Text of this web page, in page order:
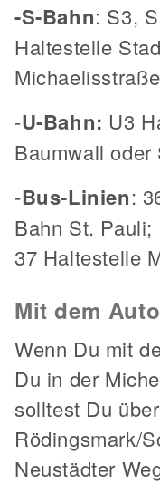
-S-Bahn: S3,
Haltestelle
Michaelisstraße
-U-Bahn: U3
Baumwall oder
-Bus-Linien:
Bahn St. Pauli;
37 Haltestelle
Mit dem Auto
Wenn Du mit
Du in der
solltest Du
Rödingsmark/
Neustädter